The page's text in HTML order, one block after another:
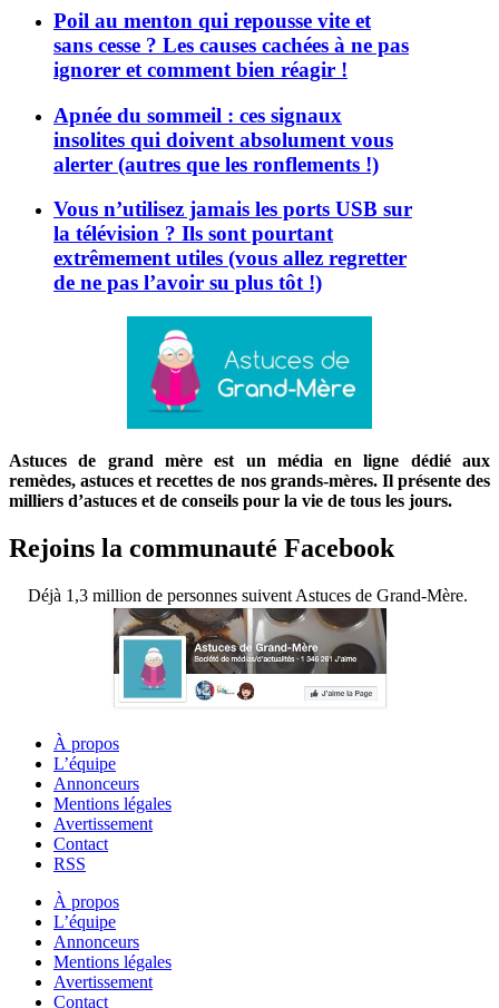
Poil au menton qui repousse vite et
sans cesse ? Les causes cachées à ne pas
ignorer et comment bien réagir !
Apnée du sommeil : ces signaux
insolites qui doivent absolument vous
alerter (autres que les ronflements !)
Vous n’utilisez jamais les ports USB sur
la télévision ? Ils sont pourtant
extrêmement utiles (vous allez regretter
de ne pas l’avoir su plus tôt !)
Astuces de grand mère est un média en ligne dédié aux
remèdes, astuces et recettes de nos grands-mères. Il présente des
milliers d’astuces et de conseils pour la vie de tous les jours.
Rejoins la communauté Facebook
Déjà 1,3 million de personnes suivent Astuces de Grand-Mère.
À propos
L’équipe
Annonceurs
Mentions légales
Avertissement
Contact
RSS
À propos
L’équipe
Annonceurs
Mentions légales
Avertissement
Contact